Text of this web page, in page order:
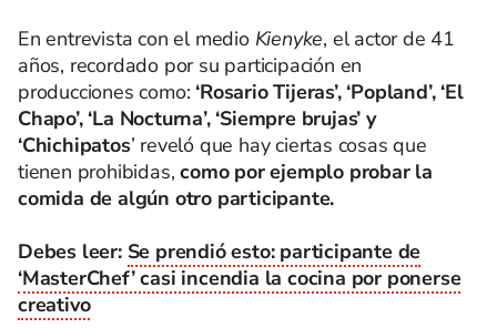
En entrevista con el medio Kienyke, el actor de 41
años, recordado por su participación en
producciones como: ‘Rosario Tijeras’, ‘Popland’, ‘El
Chapo’, ‘La Nocturna’, ‘Siempre brujas’ y
‘Chichipatos’ reveló que hay ciertas cosas que
tienen prohibidas, como por ejemplo probar la
comida de algún otro participante.
Debes leer: Se prendió esto: participante de
‘MasterChef’ casi incendia la cocina por ponerse
creativo